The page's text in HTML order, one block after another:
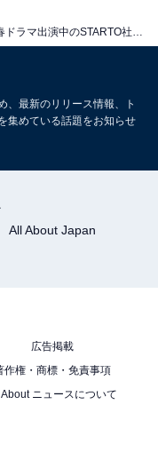
ま 小林
情報番組などを制作。
ち上げる。
キング結果を見
、最新のリリース情報、ト
集めている話題をお知らせ
All About Japan
広告掲載
作権・商標・免責事項
ニュースについて